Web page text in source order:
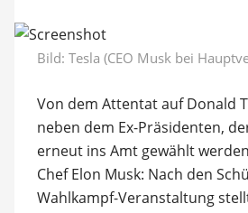
Bild: Tesla (CEO Musk bei
Von dem Attentat auf Donald
neben dem Ex-Präsidenten,
erneut ins Amt gewählt
Chef Elon Musk: Nach den
Wahlkampf-Veranstaltung